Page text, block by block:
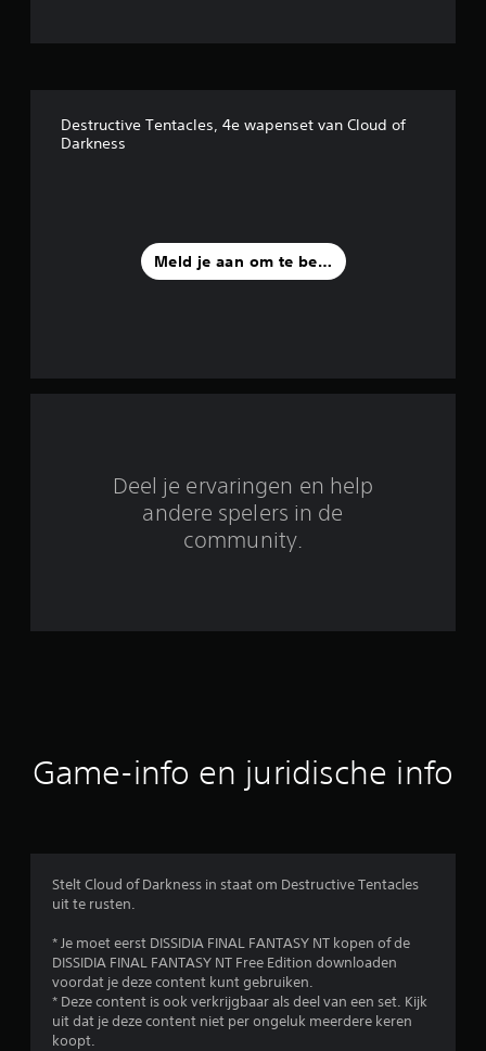
r
e
b
g
n
Destructive Tentacles, 4e wapenset van Cloud of
Darkness
Meld je aan om te beoordelen
Deel je ervaringen en help
andere spelers in de
community.
Game-info en juridische info
Stelt Cloud of Darkness in staat om Destructive Tentacles
uit te rusten.
* Je moet eerst DISSIDIA FINAL FANTASY NT kopen of de
DISSIDIA FINAL FANTASY NT Free Edition downloaden
voordat je deze content kunt gebruiken.
* Deze content is ook verkrijgbaar als deel van een set. Kijk
uit dat je deze content niet per ongeluk meerdere keren
koopt.